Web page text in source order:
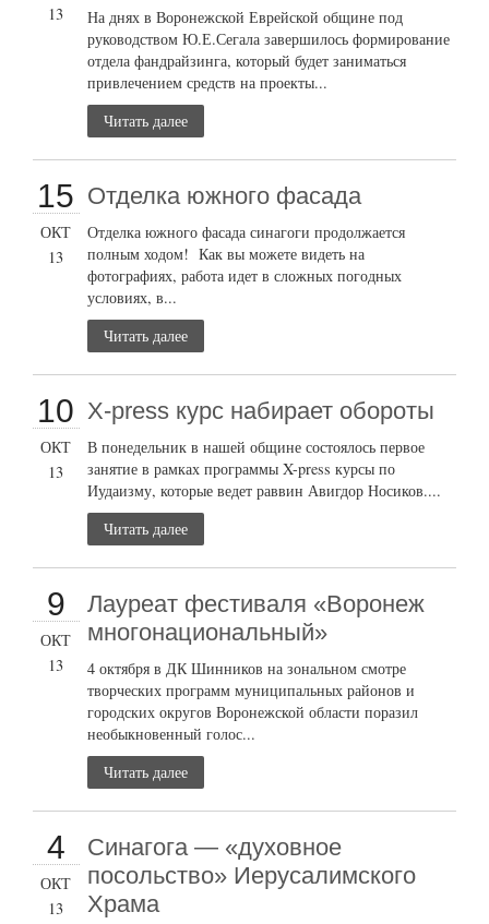
13
На днях в Воронежской Еврейской общине под
руководством Ю.Е.Сегала завершилось формирование
отдела фандрайзинга, который будет заниматься
привлечением средств на проекты...
Читать далее
15
ОКТ
13
Отделка южного фасада
Отделка южного фасада синагоги продолжается
полным ходом! Как вы можете видеть на
фотографиях, работа идет в сложных погодных
условиях, в...
Читать далее
10
ОКТ
13
X-press курс набирает обороты
В понедельник в нашей общине состоялось первое
занятие в рамках программы X-press курсы по
Иудаизму, которые ведет раввин Авигдор Носиков....
Читать далее
9
ОКТ
13
Лауреат фестиваля «Воронеж
многонациональный»
4 октября в ДК Шинников на зональном смотре
творческих программ муниципальных районов и
городских округов Воронежской области поразил
необыкновенный голос...
Читать далее
4
ОКТ
13
Синагога — «духовное
посольство» Иерусалимского
Храма